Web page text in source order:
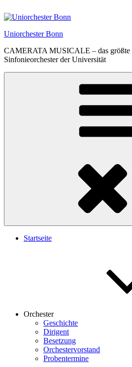
Inhalt
Uniorchester Bonn
CAMERATA MUSICALE – das größte
Sinfonieorchester der Universität
Startseite
Orchester
Geschichte
Dirigent
Besetzung
Orchestervorstand
Probentermine